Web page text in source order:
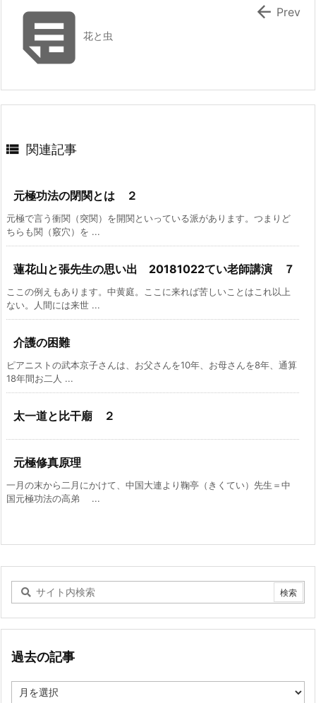
花と虫
 Prev
 関連記事
元極功法の閉関とは ２
元極で言う衝関（突関）を開関といっている派があります。つまりど
ちらも関（竅穴）を ...
蓮花山と張先生の思い出 20181022てい老師講演 ７
ここの例えもあります。中黄庭。ここに来れば苦しいことはこれ以上
ない。人間には来世 ...
介護の困難
ピアニストの武本京子さんは、お父さんを10年、お母さんを8年、通算
18年間お二人 ...
太一道と比干廟 ２
元極修真原理
一月の末から二月にかけて、中国大連より鞠亭（きくてい）先生＝中
国元極功法の高弟 ...
過去の記事